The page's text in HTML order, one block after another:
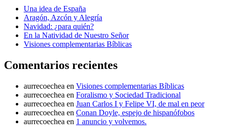
Una idea de España
Aragón, Azcón y Alegría
Navidad: ¿para quién?
En la Natividad de Nuestro Señor
Visiones complementarias Bíblicas
Comentarios recientes
aurrecoechea en Visiones complementarias Bíblicas
aurrecoechea en Foralismo y Sociedad Tradicional
aurrecoechea en Juan Carlos I y Felipe VI, de mal en peor
aurrecoechea en Conan Doyle, espejo de hispanófobos
aurrecoechea en 1 anuncio y volvemos.